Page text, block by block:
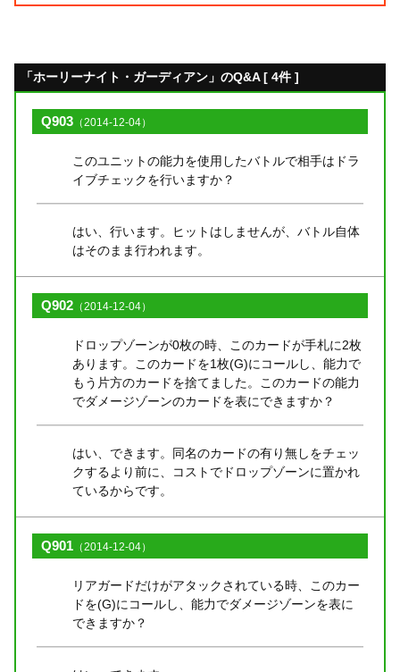
「ホーリーナイト・ガーディアン」のQ&A [ 4件 ]
Q903 （2014-12-04）
このユニットの能力を使用したバトルで相手はドラ
イブチェックを行いますか？
はい、行います。ヒットはしませんが、バトル自体
はそのまま行われます。
Q902 （2014-12-04）
ドロップゾーンが0枚の時、このカードが手札に2枚
あります。このカードを1枚(G)にコールし、能力で
もう片方のカードを捨てました。このカードの能力
でダメージゾーンのカードを表にできますか？
はい、できます。同名のカードの有り無しをチェッ
クするより前に、コストでドロップゾーンに置かれ
ているからです。
Q901 （2014-12-04）
リアガードだけがアタックされている時、このカー
ドを(G)にコールし、能力でダメージゾーンを表に
できますか？